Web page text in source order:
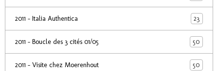
2011 - Italia Authentica 23
2011 - Boucle des 3 cités 01/05 50
2011 - Visite chez Moerenhout 50